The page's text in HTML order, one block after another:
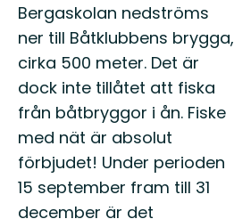
Bergaskolan nedströms
ner till Båtklubbens brygga,
cirka 500 meter. Det är
dock inte tillåtet att fiska
från båtbryggor i ån. Fiske
med nät är absolut
förbjudet! Under perioden
15 september fram till 31
december är det